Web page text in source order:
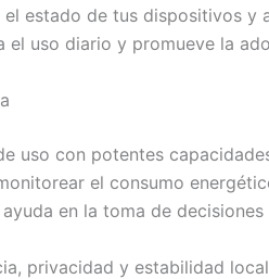
estado de tus dispositivos
uso diario y promueve la
uso con potentes
el consumo
en la toma de
privacidad y estabilidad